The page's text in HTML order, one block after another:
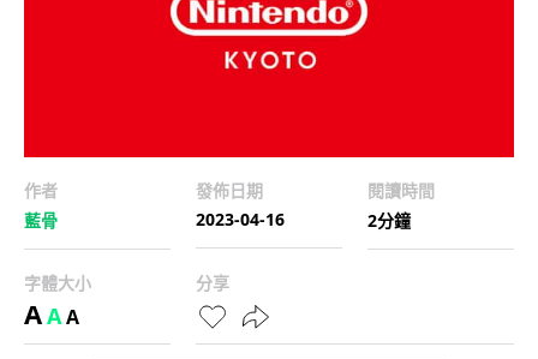
作者
藍骨
發佈日期
2023-04-16
閱讀時間
2分鐘
字體大小
AAA
分享